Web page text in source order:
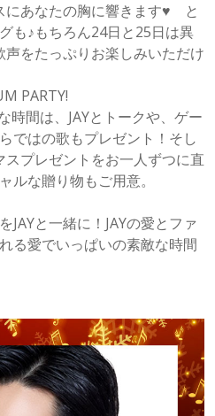
にあなたの胸に響きます♥ と
も♪もちろん24日と25日は異
声をたっぷりお楽しみいただけ
PARTY!
時間は、JAYとトークや、ゲー
ではの歌もプレゼント！そし
スプレゼントをお一人ずつに直
ルな贈り物もご用意。
JAYと一緒に！JAYの愛とファ
る愛でいっぱいの素敵な時間